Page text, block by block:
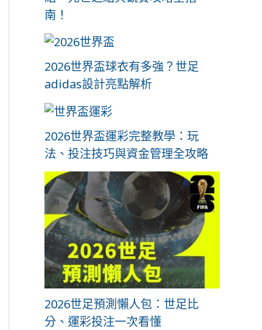
南！
2026世界盃球衣有多強？世足
adidas設計亮點解析
2026世界盃運彩完整教學：玩
法、投注技巧與資金管理全攻略
2026世足預測懶人包：世足比
分、運彩投注一次看懂